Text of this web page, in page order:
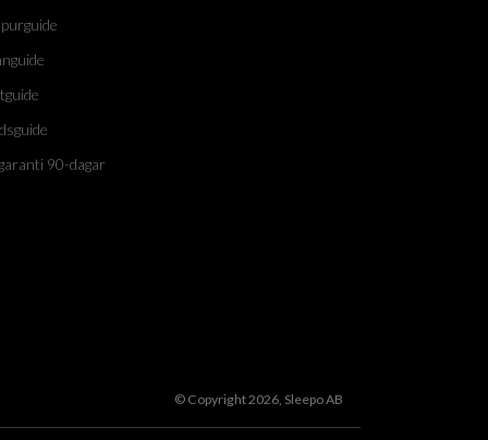
90-dagar
© Copyright 2026, Sleepo AB